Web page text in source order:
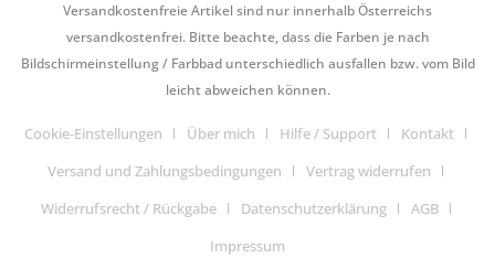
Versandkostenfreie Artikel sind nur innerhalb Österreichs
versandkostenfrei. Bitte beachte, dass die Farben je nach
Bildschirmeinstellung / Farbbad unterschiedlich ausfallen bzw. vom Bild
leicht abweichen können.
Cookie-Einstellungen Über mich Hilfe / Support
Kontakt
Versand und Zahlungsbedingungen
Vertrag widerrufen
Widerrufsrecht / Rückgabe
Datenschutzerklärung
AGB
Impressum